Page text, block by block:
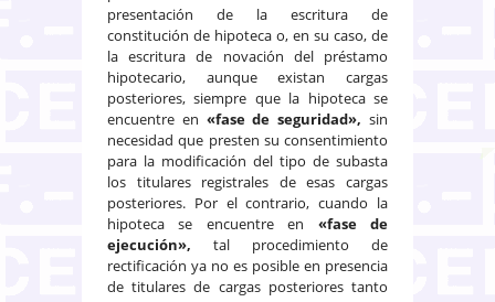
presentación de la escritura de
constitución de hipoteca o, en su caso, de
la escritura de novación del préstamo
hipotecario, aunque existan cargas
posteriores, siempre que la hipoteca se
encuentre en «fase de seguridad», sin
necesidad que presten su consentimiento
para la modificación del tipo de subasta
los titulares registrales de esas cargas
posteriores. Por el contrario, cuando la
hipoteca se encuentre en «fase de
ejecución», tal procedimiento de
rectificación ya no es posible en presencia
de titulares de cargas posteriores tanto